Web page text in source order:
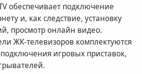
обеспечивает подключение
и, как следствие, установку
просмотр онлайн видео.
ЖК-телевизоров комплектуются
игровых приставок,